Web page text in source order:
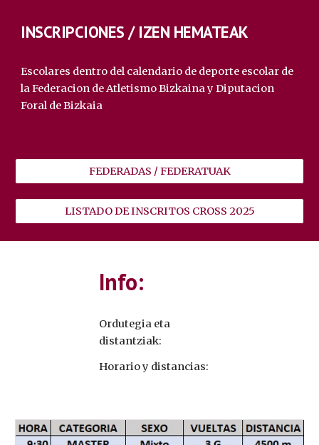
INSCRIPCIONES / IZEN HEMATEAK
Escolares dentro del calendario de deporte escolar de
la Federacion de Atletismo Bizkaina y Diputacion
Foral de Bizkaia
FEDERADAS / FEDERATUAK
LISTADO DE INSCRITOS CROSS 2025
Info:
Ordutegia eta
distantziak:
Horario y distancias: